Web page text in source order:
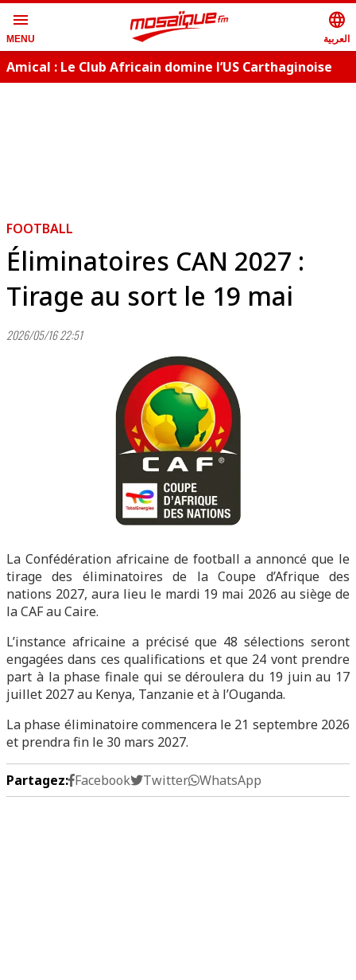
menu
MENU
language
العربية
Amical : Le Club Africain domine l’US Carthaginoise
FOOTBALL
Éliminatoires CAN 2027 :
Tirage au sort le 19 mai
2026/05/16 22:51
La Confédération africaine de football a annoncé que le
tirage des éliminatoires de la Coupe d’Afrique des
nations 2027, aura lieu le mardi 19 mai 2026 au siège de
la CAF au Caire.
L’instance africaine a précisé que 48 sélections seront
engagées dans ces qualifications et que 24 vont prendre
part à la phase finale qui se déroulera du 19 juin au 17
juillet 2027 au Kenya, Tanzanie et à l’Ouganda.
La phase éliminatoire commencera le 21 septembre 2026
et prendra fin le 30 mars 2027.
Partagez: Facebook Twitter WhatsApp